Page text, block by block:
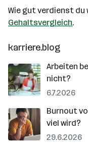
Wie gut verdienst du
Gehaltsvergleich.
karriere.blog
Arbeiten
nicht?
6.7.2026
Burnout
viel wird?
29.6.2026